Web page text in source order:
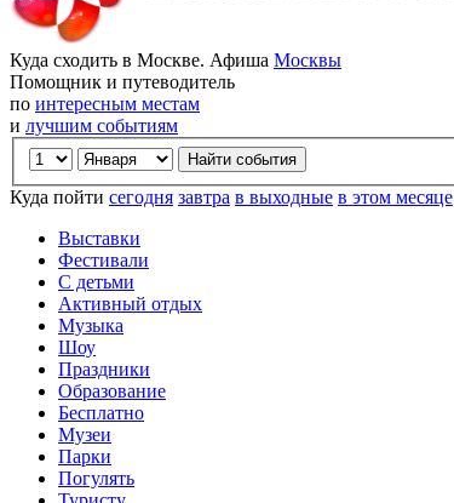
Куда сходить в Москве. Афиша Москвы
Помощник и путеводитель
по интересным местам
и лучшим событиям
Куда пойти сегодня завтра в выходные в этом месяце
Выставки
Фестивали
С детьми
Активный отдых
Музыка
Шоу
Праздники
Образование
Бесплатно
Музеи
Парки
Погулять